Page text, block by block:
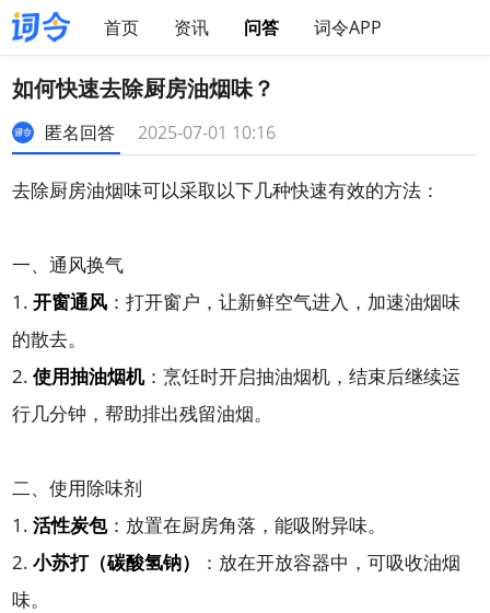
首页 资讯 问答 词令APP
如何快速去除厨房油烟味？
匿名回答 2025-07-01 10:16
去除厨房油烟味可以采取以下几种快速有效的方法：
一、通风换气
1.开窗通风 ：打开窗户，让新鲜空气进入，加速油烟味
的散去。
2.使用抽油烟机：烹饪时开启抽油烟机，结束后继续运
行几分钟，帮助排出残留油烟。
二、使用除味剂
1.活性炭包：放置在厨房角落，能吸附异味。
2.小苏打（碳酸氢钠）
：放在开放容器中，可吸收油烟
味。